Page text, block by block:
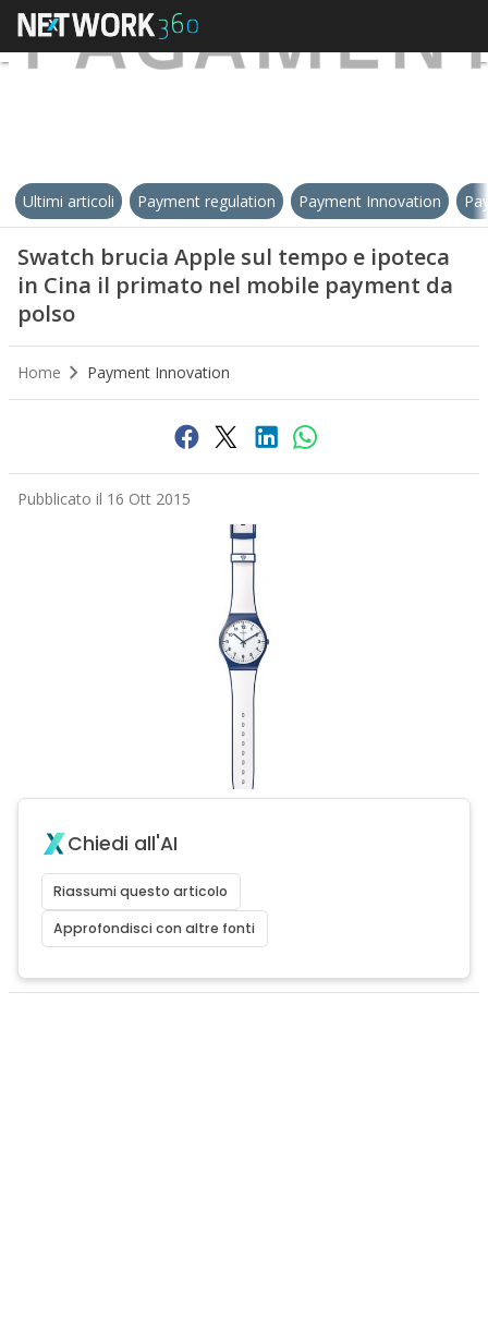
Ultimi articoli Payment regulation Payment Innovation
Swatch brucia Apple sul tempo e ipoteca
in Cina il primato nel mobile payment da
polso
Home Payment Innovation
Pubblicato il 16 Ott 2015
Chiedi all'AI
Riassumi questo articolo
Approfondisci con altre fonti